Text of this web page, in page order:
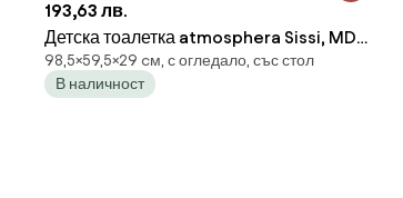
193,63 лв.
Детска тоалетка atmosphera Sissi, MDF,
Розов
98,5×59,5×29 cм, с огледало, със стол
В наличност